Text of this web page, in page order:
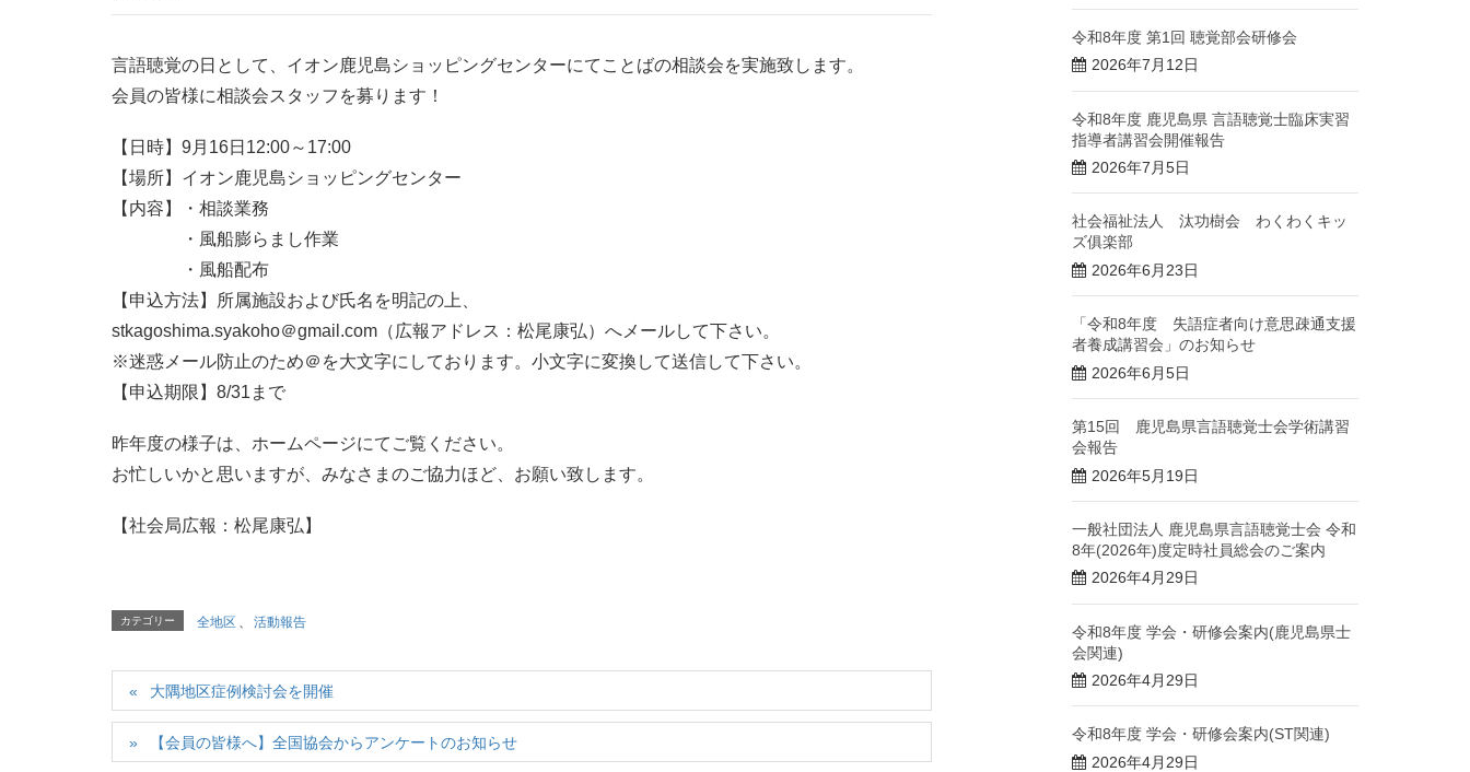
言語聴覚の日として、イオン鹿児島ショッピングセンターにてことばの相談会を実施致します。
会員の皆様に相談会スタッフを募ります！
【日時】9月16日12:00～17:00
【場所】イオン鹿児島ショッピングセンター
【内容】・相談業務
・風船膨らまし作業
・風船配布
【申込方法】所属施設および氏名を明記の上、
stkagoshima.syakoho＠gmail.com（広報アドレス：松尾康弘）へメールして下さい。
※迷惑メール防止のため＠を大文字にしております。小文字に変換して送信して下さい。
【申込期限】8/31まで
昨年度の様子は、ホームページにてご覧ください。
お忙しいかと思いますが、みなさまのご協力ほど、お願い致します。
【社会局広報：松尾康弘】
カテゴリー 全地区 活動報告
大隅地区症例検討会を開催
【会員の皆様へ】全国協会からアンケートのお知らせ
令和8年度 第1回 聴覚部会研修会
2026年7月12日
令和8年度 鹿児島県 言語聴覚士臨床実習
指導者講習会開催報告
2026年7月5日
社会福祉法人 汰功樹会 わくわくキッ
ズ俱楽部
2026年6月23日
「令和8年度 失語症者向け意思疎通支援
者養成講習会」のお知らせ
2026年6月5日
第15回 鹿児島県言語聴覚士会学術講習
会報告
2026年5月19日
一般社団法人 鹿児島県言語聴覚士会 令和
8年(2026年)度定時社員総会のご案内
2026年4月29日
令和8年度 学会・研修会案内(鹿児島県士
会関連)
2026年4月29日
令和8年度 学会・研修会案内(ST関連)
2026年4月29日